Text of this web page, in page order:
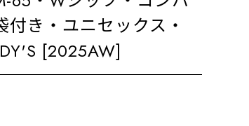
付き・ユニセックス・
[2025AW]